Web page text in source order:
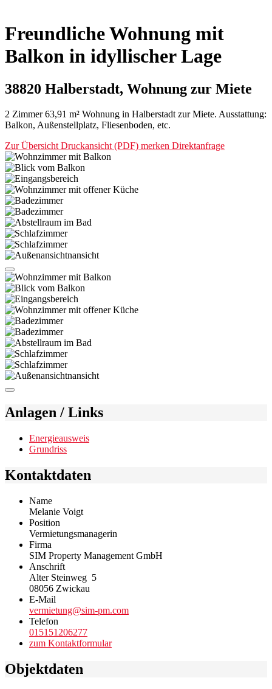
Freundliche Wohnung mit
Balkon in idyllischer Lage
38820 Halberstadt, Wohnung zur Miete
2 Zimmer 63,91 m² Wohnung in Halberstadt zur Miete. Ausstattung:
Balkon, Außenstellplatz, Fliesenboden, etc.
Zur ÜbersichtDruckansicht (PDF) merken Direktanfrage
Anlagen / Links
Energieausweis
Grundriss
Kontaktdaten
Name
Melanie Voigt
Position
Vermietungsmanagerin
Firma
SIM Property Management GmbH
Anschrift
Alter Steinweg 5
08056 Zwickau
E-Mail
vermietung@sim-pm.com
Telefon
015151206277
zum Kontaktformular
Objektdaten